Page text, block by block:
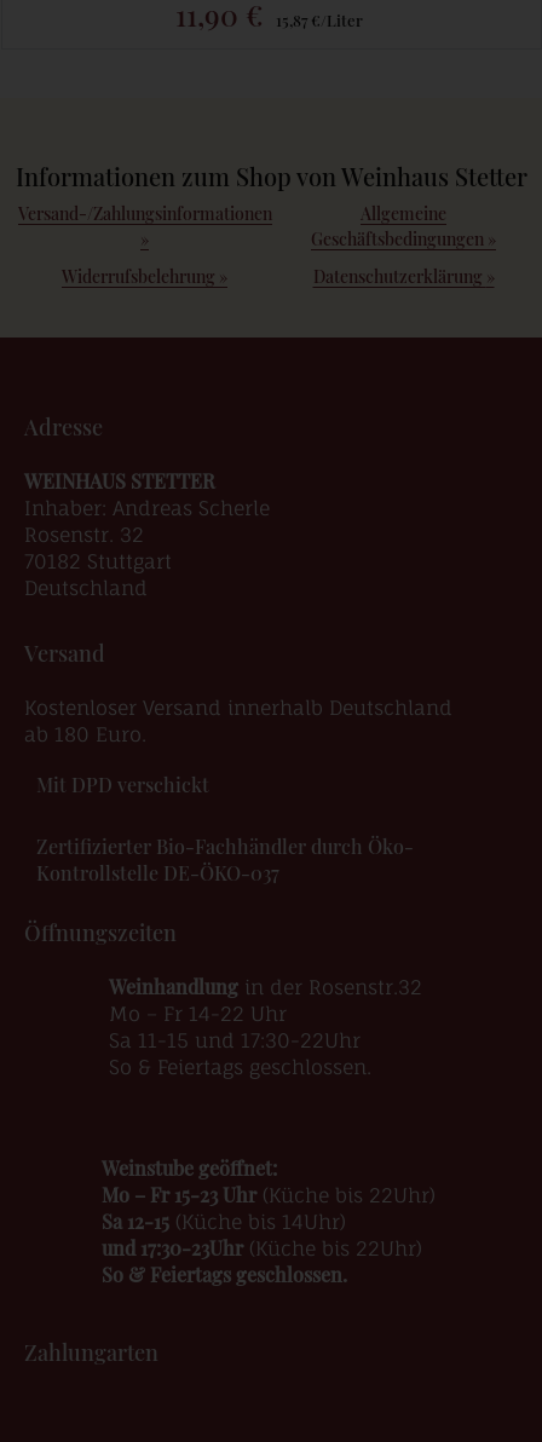
11,90 € 15,87 €/Liter
Informationen zum Shop von Weinhaus Stetter
Versand-/Zahlungsinformationen
»
Allgemeine
Geschäftsbedingungen »
Widerrufsbelehrung » Datenschutzerklärung »
Adresse
WEINHAUS STETTER
Inhaber: Andreas Scherle
Rosenstr. 32
70182 Stuttgart
Deutschland
Versand
Kostenloser Versand innerhalb Deutschland
ab 180 Euro.
Mit DPD verschickt
Zertifizierter Bio-Fachhändler durch Öko-
Kontrollstelle DE-ÖKO-037
Öffnungszeiten
Weinhandlungin der Rosenstr.32
Mo – Fr 14-22 Uhr
Sa 11-15 und 17:30-22Uhr
So & Feiertags geschlossen.
Weinstube geöffnet:
Mo – Fr 15-23 Uhr(Küche bis 22Uhr)
Sa 12-15(Küche bis 14Uhr)
und 17:30-23Uhr(Küche bis 22Uhr)
So & Feiertags geschlossen.
Zahlungarten